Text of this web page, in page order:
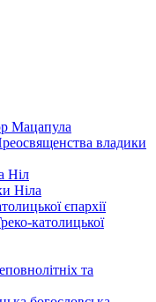
Мацапула
владики
Ніл
Ніла
єпархії
католицької
та